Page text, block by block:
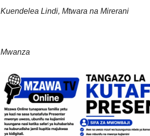
Kuendelea Lindi, Mtwara na Mirerani
Mwanza